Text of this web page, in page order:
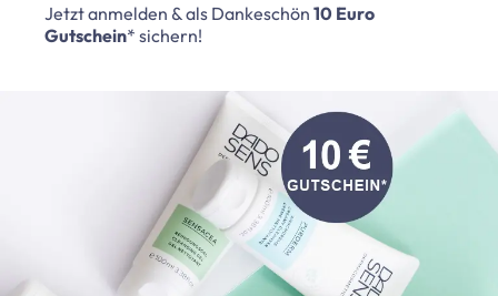
Jetzt anmelden & als Dankeschön 10 Euro
Gutschein* sichern!